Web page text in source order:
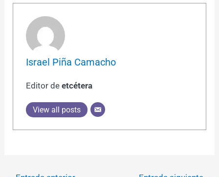
Israel Piña Camacho
Editor de etcétera
View all posts